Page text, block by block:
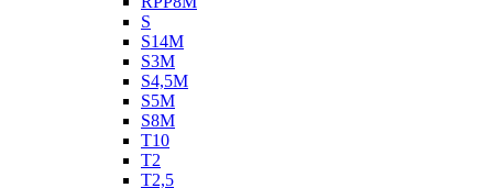
S
S14M
S3M
S4,5M
S5M
S8M
T10
T2
T2,5